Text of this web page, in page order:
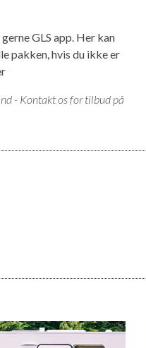
GLS app. Her kan
pakken, hvis du ikke er
- Kontakt os for tilbud på